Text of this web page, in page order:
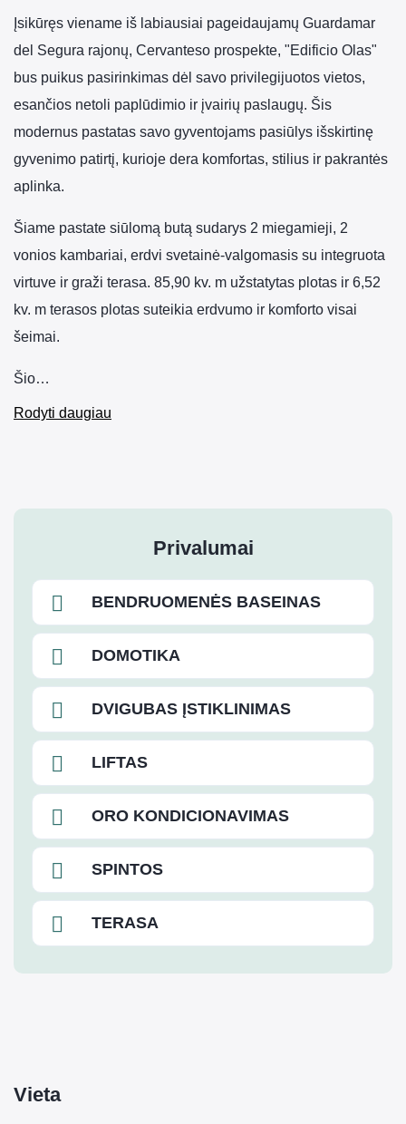
Įsikūręs viename iš labiausiai pageidaujamų Guardamar
del Segura rajonų, Cervanteso prospekte, "Edificio Olas"
bus puikus pasirinkimas dėl savo privilegijuotos vietos,
esančios netoli paplūdimio ir įvairių paslaugų. Šis
modernus pastatas savo gyventojams pasiūlys išskirtinę
gyvenimo patirtį, kurioje dera komfortas, stilius ir pakrantės
aplinka.
Šiame pastate siūlomą butą sudarys 2 miegamieji, 2
vonios kambariai, erdvi svetainė-valgomasis su integruota
virtuve ir graži terasa. 85,90 kv. m užstatytas plotas ir 6,52
kv. m terasos plotas suteikia erdvumo ir komforto visai
šeimai.
Šio…
Rodyti daugiau
Privalumai
BENDRUOMENĖS BASEINAS
DOMOTIKA
DVIGUBAS ĮSTIKLINIMAS
LIFTAS
ORO KONDICIONAVIMAS
SPINTOS
TERASA
Vieta